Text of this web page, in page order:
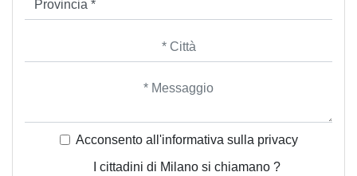
Acconsento all'informativa sulla privacy
I cittadini di Milano si chiamano ?